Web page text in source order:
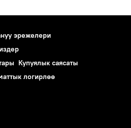
эрежелери
Купуялык саясаты
логирлөө